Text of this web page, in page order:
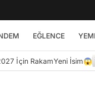
EĞLENCE
İçin RakamYeni İsim😱